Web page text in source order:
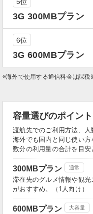
3G 300MBプラン
6位
3G 600MBプラン
※海外で使用する通信料金は課税
容量選びのポイント
渡航先でのご利用方法、
海外でも国内と同じ使い
数分の利用量の合計を目
300MBプラン 通常
滞在先のグルメ情報や観
がおすすめ。（1人向け）
600MBプラン 大容量